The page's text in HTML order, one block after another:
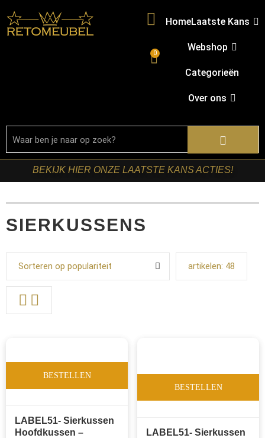
0
HomeLaatste Kans
Webshop
Categorieën
Over ons
BEKIJK HIER ONZE LAATSTE KANS ACTIES!
SIERKUSSENS
Sorteren op populariteit artikelen: 48
BESTELLEN
LABEL51- Sierkussen
Hoofdkussen –
BESTELLEN
LABEL51- Sierkussen